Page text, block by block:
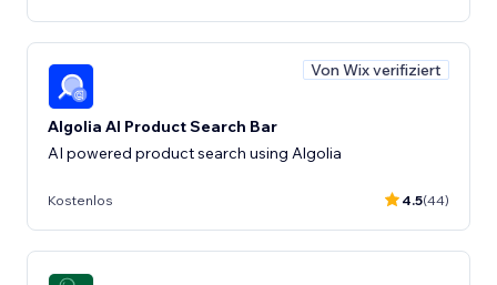
Von Wix verifiziert
Algolia AI Product Search Bar
AI powered product search using Algolia
Kostenlos 4.5(44)